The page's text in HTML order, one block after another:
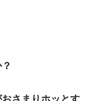
さまりホッとす